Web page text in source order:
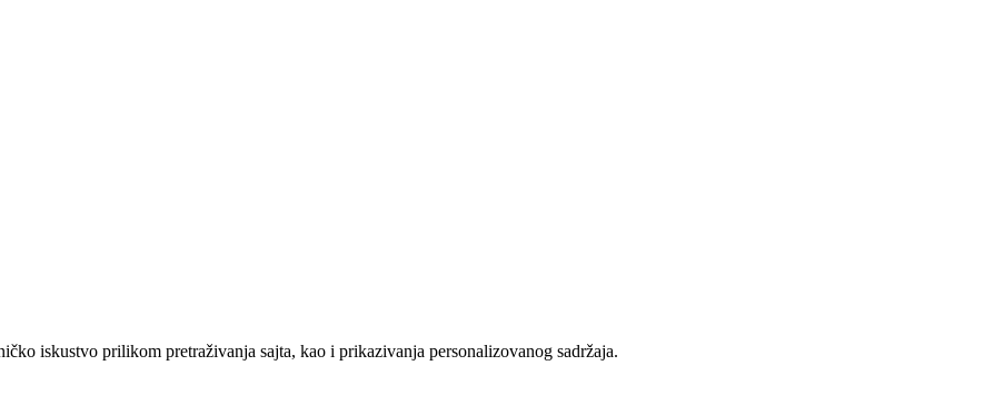
iskustvo prilikom pretraživanja sajta, kao i prikazivanja personalizovanog sadržaja.